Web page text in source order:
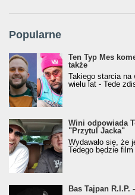
Popularne
Ten Typ Mes
także
Takiego starcia na
wielu lat - Tede
Wini odpowiada
"Przytul Jacka"
Wydawało się, że
Tedego będzie
Bas Tajpan R.I.P.